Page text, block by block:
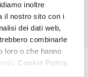
inoltre
il nostro sito con i
dei dati web,
combinarle
loro o che hanno
Cookie Policy.